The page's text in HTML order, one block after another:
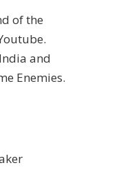
of the
and
Enemies.